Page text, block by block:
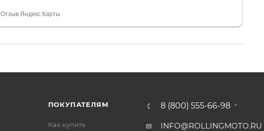
спасибо отдельное, всегда на связи, очень детально всё
Отзыв Яндекс.Карты
ПОКУПАТЕЛЯМ
Как купить
8 (800) 555-66-98
INFO@ROLLINGMOTO.RU